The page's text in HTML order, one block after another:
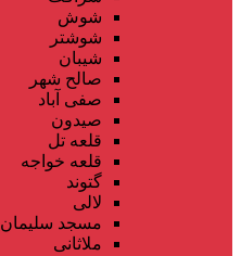
شوش
شوشتر
شیبان
صالح شهر
صفی آباد
صیدون
قلعه تل
قلعه خواجه
گتوند
لالی
مسجد سلیمان
ملاثانی